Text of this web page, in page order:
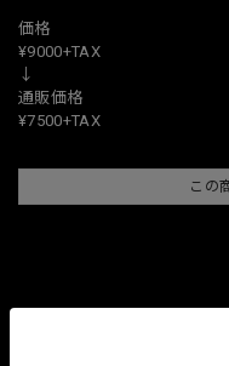
価格
¥9000+TAX
↓
通販価格
¥7500+TAX
この